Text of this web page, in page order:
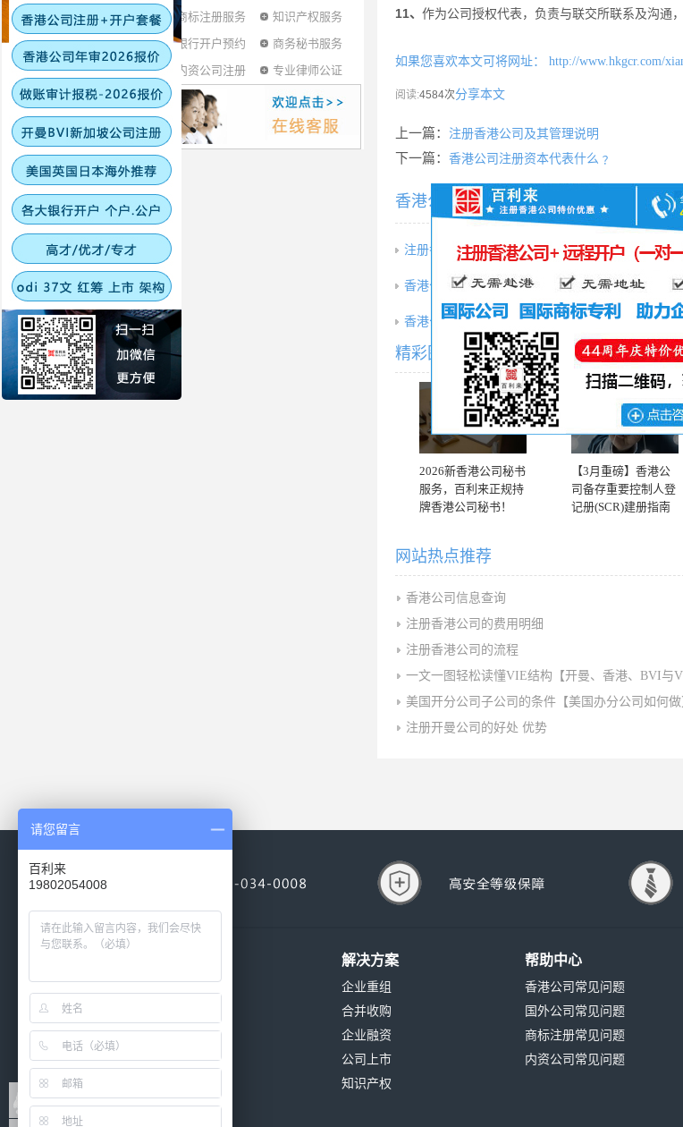
商标注册服务
知识产权服务
银行开户预约
商务秘书服务
内资公司注册
专业律师公证
11、 作为公司授权代表，负责与联交所联系及沟通
如果您喜欢本文可将网址： http://www.hkgcr.com/
阅读:4584次分享本文
上一篇： 注册香港公司及其管理说明
下一篇： 香港公司注册资本代表什么﹖
香港公司常见问题相关内容推荐：
注册香港条形码 香港公司利
香港公司转让 香港现成公
香港公司减资 香港公司增
精彩图文专题推荐
2026新香港公司秘书
服务，百利来正规持
牌香港公司秘书！
【3月重磅】香港公
司备存重要控制人登
记册(SCR)建册指南
网站热点推荐
香港公司信息查询
注册香港公司的费用明细
注册香港公司的流程
一文一图轻松读懂VIE结构【开曼、香港、BVI与
美国开分公司子公司的条件【美国办分公司如何做
注册开曼公司的好处 优势
公司资质
发展历程
联系我们
解决方案
企业重组
合并收购
企业融资
公司上市
知识产权
帮助中心
香港公司常见问题
国外公司常见问题
商标注册常见问题
内资公司常见问题
请您留言
百利来
19802054008